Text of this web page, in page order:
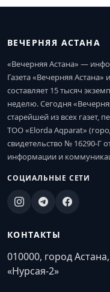
ВЕЧЕРНЯЯ АСТАНА
«Вечерняя Астана» —
Газета «Вечерняя Астана»
составляет 15 тысяч
неделю. Сегодня
старейшей из всех газет,
ТОО «Elorda Aqparat»
свидетельство № 16290-Г
информации и
СОЦИАЛЬНЫЕ СЕТИ
КОНТАКТЫ
010000, город
«Нурсая-2»